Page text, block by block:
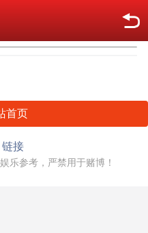
首页
链接
乐参考，严禁用于赌博！